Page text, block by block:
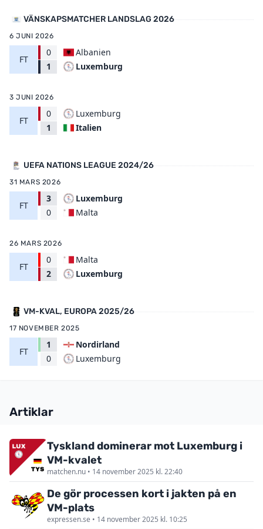
VÄNSKAPSMATCHER LANDSLAG 2026
6 JUNI 2026
FT
0
1
Albanien
Luxemburg
3 JUNI 2026
FT
0
1
Luxemburg
Italien
UEFA NATIONS LEAGUE 2024/26
31 MARS 2026
FT
3
0
Luxemburg
Malta
26 MARS 2026
FT
0
2
Malta
Luxemburg
VM-KVAL, EUROPA 2025/26
17 NOVEMBER 2025
FT
1
0
Nordirland
Luxemburg
Artiklar
Tyskland dominerar mot Luxemburg i
VM-kvalet
matchen.nu • 14 november 2025 kl. 22:40
De gör processen kort i jakten på en
VM-plats
expressen.se • 14 november 2025 kl. 10:25